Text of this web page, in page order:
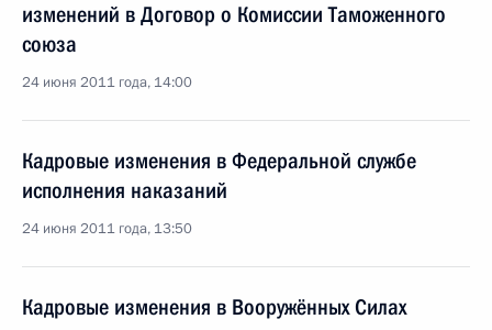
изменений в Договор о Комиссии Таможенного
союза
24 июня 2011 года, 14:00
Кадровые изменения в Федеральной службе
исполнения наказаний
24 июня 2011 года, 13:50
Кадровые изменения в Вооружённых Силах